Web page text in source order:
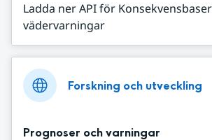
Ladda ner API för
vädervarningar
Forskning och utveckling
Prognoser och varningar